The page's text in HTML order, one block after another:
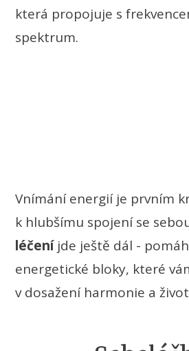
která propojuje s
spektrum.
Vnímání energií je prvním
k hlubšímu spojení se
léčeníjde ještě dál -
energetické bloky, které
v dosažení harmonie a